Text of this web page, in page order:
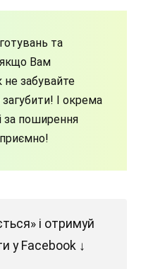
та
Вам
забувайте
І окрема
за поширення
і отримуй
у Facebook ↓